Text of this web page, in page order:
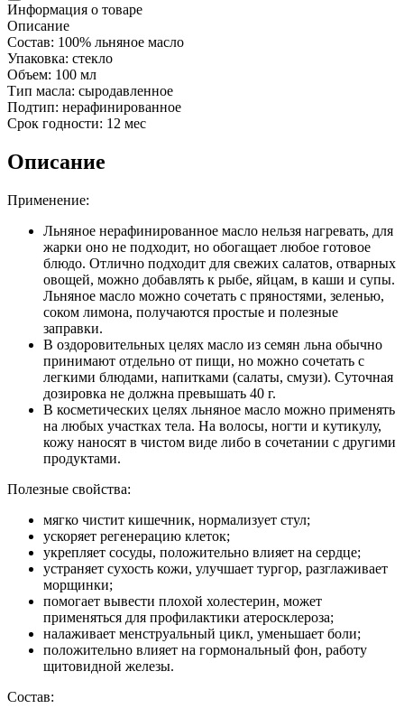
Информация о товаре
Описание
Состав: 100% льняное масло
Упаковка: стекло
Объем: 100 мл
Тип масла: сыродавленное
Подтип: нерафинированное
Срок годности: 12 мес
Описание
Применение:
Льняное нерафинированное масло нельзя нагревать, для
жарки оно не подходит, но обогащает любое готовое
блюдо. Отлично подходит для свежих салатов, отварных
овощей, можно добавлять к рыбе, яйцам, в каши и супы.
Льняное масло можно сочетать с пряностями, зеленью,
соком лимона, получаются простые и полезные
заправки.
В оздоровительных целях масло из семян льна обычно
принимают отдельно от пищи, но можно сочетать с
легкими блюдами, напитками (салаты, смузи). Суточная
дозировка не должна превышать 40 г.
В косметических целях льняное масло можно применять
на любых участках тела. На волосы, ногти и кутикулу,
кожу наносят в чистом виде либо в сочетании с другими
продуктами.
Полезные свойства:
мягко чистит кишечник, нормализует стул;
ускоряет регенерацию клеток;
укрепляет сосуды, положительно влияет на сердце;
устраняет сухость кожи, улучшает тургор, разглаживает
морщинки;
помогает вывести плохой холестерин, может
применяться для профилактики атеросклероза;
налаживает менструальный цикл, уменьшает боли;
положительно влияет на гормональный фон, работу
щитовидной железы.
Состав: